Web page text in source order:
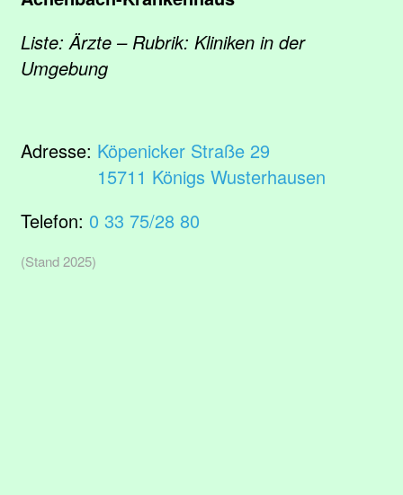
Liste: Ärzte – Rubrik: Kliniken in der
Umgebung
Adresse: Köpenicker Straße 29
15711 Königs Wusterhausen
Telefon: 0 33 75/28 80
(Stand 2025)